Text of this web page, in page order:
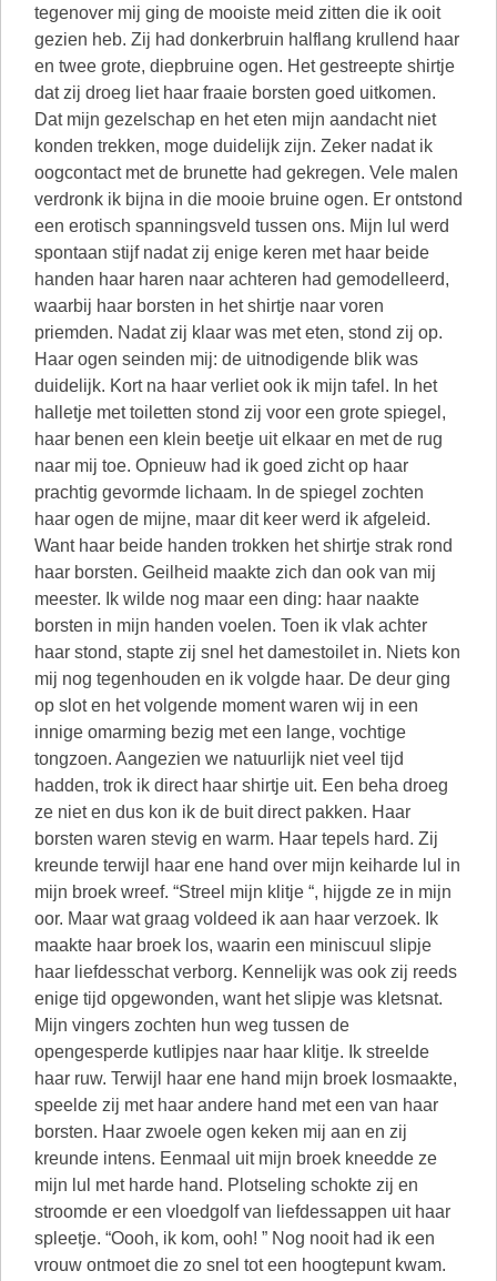
tegenover mij ging de mooiste meid zitten die ik ooit
gezien heb. Zij had donkerbruin halflang krullend haar
en twee grote, diepbruine ogen. Het gestreepte shirtje
dat zij droeg liet haar fraaie borsten goed uitkomen.
Dat mijn gezelschap en het eten mijn aandacht niet
konden trekken, moge duidelijk zijn. Zeker nadat ik
oogcontact met de brunette had gekregen. Vele malen
verdronk ik bijna in die mooie bruine ogen. Er ontstond
een erotisch spanningsveld tussen ons. Mijn lul werd
spontaan stijf nadat zij enige keren met haar beide
handen haar haren naar achteren had gemodelleerd,
waarbij haar borsten in het shirtje naar voren
priemden. Nadat zij klaar was met eten, stond zij op.
Haar ogen seinden mij: de uitnodigende blik was
duidelijk. Kort na haar verliet ook ik mijn tafel. In het
halletje met toiletten stond zij voor een grote spiegel,
haar benen een klein beetje uit elkaar en met de rug
naar mij toe. Opnieuw had ik goed zicht op haar
prachtig gevormde lichaam. In de spiegel zochten
haar ogen de mijne, maar dit keer werd ik afgeleid.
Want haar beide handen trokken het shirtje strak rond
haar borsten. Geilheid maakte zich dan ook van mij
meester. Ik wilde nog maar een ding: haar naakte
borsten in mijn handen voelen. Toen ik vlak achter
haar stond, stapte zij snel het damestoilet in. Niets kon
mij nog tegenhouden en ik volgde haar. De deur ging
op slot en het volgende moment waren wij in een
innige omarming bezig met een lange, vochtige
tongzoen. Aangezien we natuurlijk niet veel tijd
hadden, trok ik direct haar shirtje uit. Een beha droeg
ze niet en dus kon ik de buit direct pakken. Haar
borsten waren stevig en warm. Haar tepels hard. Zij
kreunde terwijl haar ene hand over mijn keiharde lul in
mijn broek wreef. “Streel mijn klitje “, hijgde ze in mijn
oor. Maar wat graag voldeed ik aan haar verzoek. Ik
maakte haar broek los, waarin een miniscuul slipje
haar liefdesschat verborg. Kennelijk was ook zij reeds
enige tijd opgewonden, want het slipje was kletsnat.
Mijn vingers zochten hun weg tussen de
opengesperde kutlipjes naar haar klitje. Ik streelde
haar ruw. Terwijl haar ene hand mijn broek losmaakte,
speelde zij met haar andere hand met een van haar
borsten. Haar zwoele ogen keken mij aan en zij
kreunde intens. Eenmaal uit mijn broek kneedde ze
mijn lul met harde hand. Plotseling schokte zij en
stroomde er een vloedgolf van liefdessappen uit haar
spleetje. “Oooh, ik kom, ooh! ” Nog nooit had ik een
vrouw ontmoet die zo snel tot een hoogtepunt kwam.